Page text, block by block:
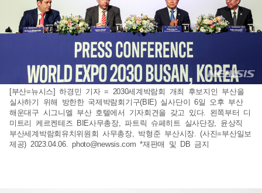
[부산=뉴시스] 하경민 기자 = 2030세계박람회 개최 후보지인 부산을
실사하기 위해 방한한 국제박람회기구(BIE) 실사단이 6일 오후 부산
해운대구 시그니엘 부산 호텔에서 기자회견을 갖고 있다. 왼쪽부터 디
미트리 케르켄테즈 BIE사무총장, 파트릭 슈페히트 실사단장, 윤상직
부산세계박람회유치위원회 사무총장, 박형준 부산시장. (사진=부산일보
제공) 2023.04.06.photo@newsis.com *재판매 및 DB 금지